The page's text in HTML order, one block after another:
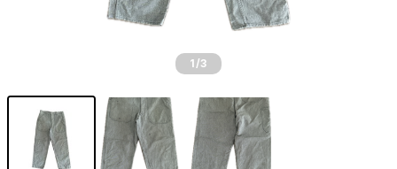
1 /3